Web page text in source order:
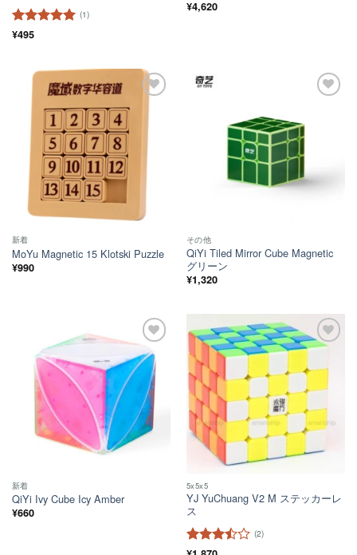
5段階中
(1)
¥495
¥4,620
新着
MoYu Magnetic 15 Klotski Puzzle
¥990
その他
QiYi Tiled Mirror Cube Magnetic
グリーン
¥1,320
ほし
い！
新着
QiYi Ivy Cube Icy Amber
¥660
5x5x5
YJ YuChuang V2 M ステッカーレ
ス
5段階中
(2)